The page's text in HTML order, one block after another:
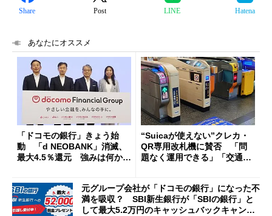
Share Post LINE Hatena
あなたにオススメ
「ドコモの銀行」きょう始
動 「d NEOBANK」消滅、
最大4.5％還元 強みは何か解
“Suicaが使えない”クレカ・
QR専用改札機に賛否 「問
題なく運用できる」「交通系I
元グループ会社が「ドコモの銀行」になった不
満を吸収？ SBI新生銀行が「SBIの銀行」と
して最大5.2万円のキャッシュバックキャンペ